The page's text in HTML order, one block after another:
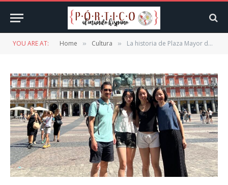
YOU ARE AT: Home » Cultura » La historia de Plaza Mayor de Madrid